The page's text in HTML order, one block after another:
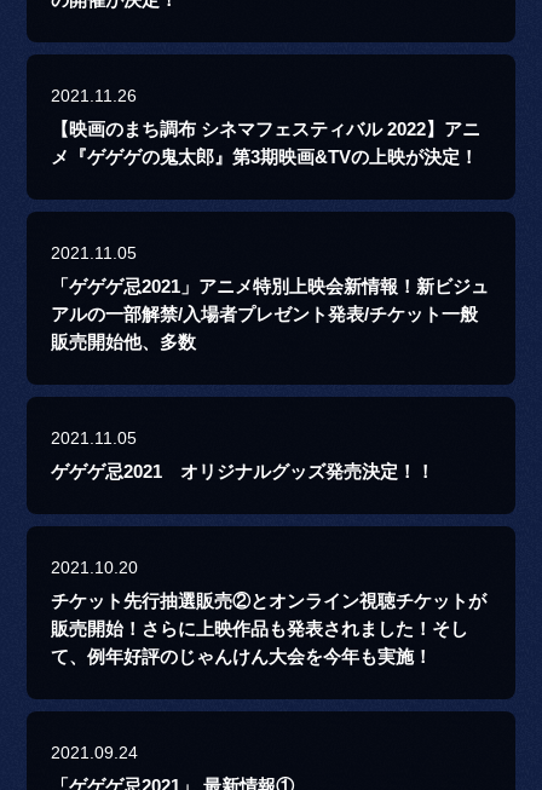
2021.11.26
【映画のまち調布 シネマフェスティバル 2022】アニ
メ『ゲゲゲの鬼太郎』第3期映画&TVの上映が決定！
2021.11.05
「ゲゲゲ忌2021」アニメ特別上映会新情報！新ビジュ
アルの一部解禁/入場者プレゼント発表/チケット一般
販売開始他、多数
2021.11.05
ゲゲゲ忌2021 オリジナルグッズ発売決定！！
2021.10.20
チケット先行抽選販売②とオンライン視聴チケットが
販売開始！さらに上映作品も発表されました！そし
て、例年好評のじゃんけん大会を今年も実施！
2021.09.24
「ゲゲゲ忌2021」 最新情報①